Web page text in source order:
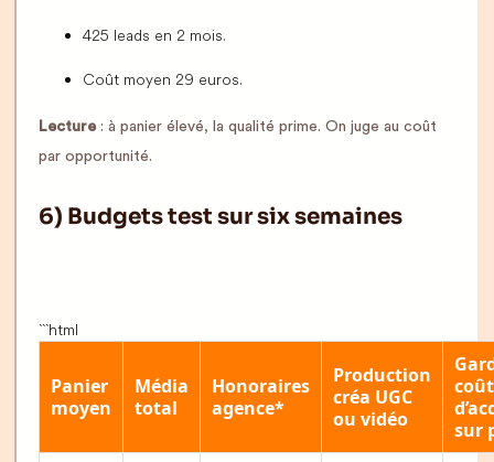
425 leads en 2 mois.
Coût moyen 29 euros.
Lecture: à panier élevé, la qualité prime. On juge au coût
par opportunité.
6) Budgets test sur six semaines
```html
Panier
moyen
Média
total
Honoraires
agence*
Production
créa UGC
ou vidéo
coût
sur